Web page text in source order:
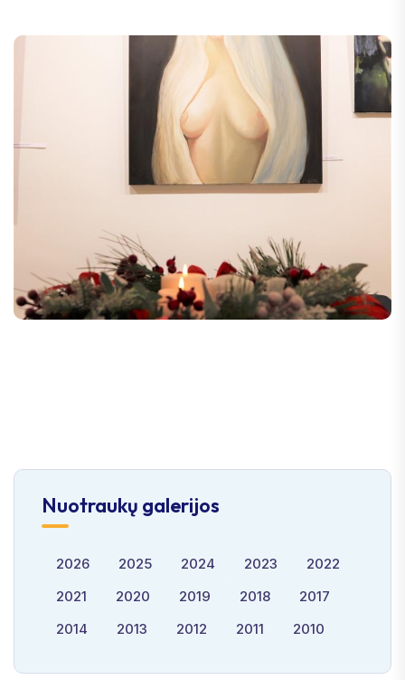
Nuotraukų galerijos
2026 2025 2024 2023
2022
2021
2020 2019 2018
2017
2014
2013 2012 2011 2010